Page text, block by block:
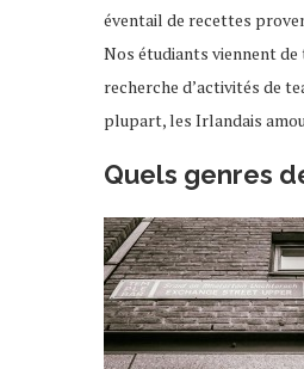
éventail de recettes
Nos étudiants viennent
recherche d’activités de
plupart, les Irlandais
Quels genres